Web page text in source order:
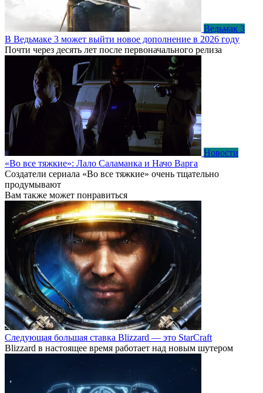
Ведьмак 3
В Ведьмаке 3 может выйти новое дополнение в 2026 году
Почти через десять лет после первоначального релиза
Новости
«Во все тяжкие»: Лало Саламанка и Начо Варга
Создатели сериала «Во все тяжкие» очень тщательно
продумывают
Вам также может понравиться
Следующая большая ставка Blizzard — это StarCraft
Blizzard в настоящее время работает над новым шутером